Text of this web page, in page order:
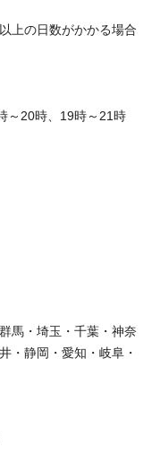
上の日数がかかる場合
～20時、19時～21時
馬・埼玉・千葉・神奈
・静岡・愛知・岐阜・